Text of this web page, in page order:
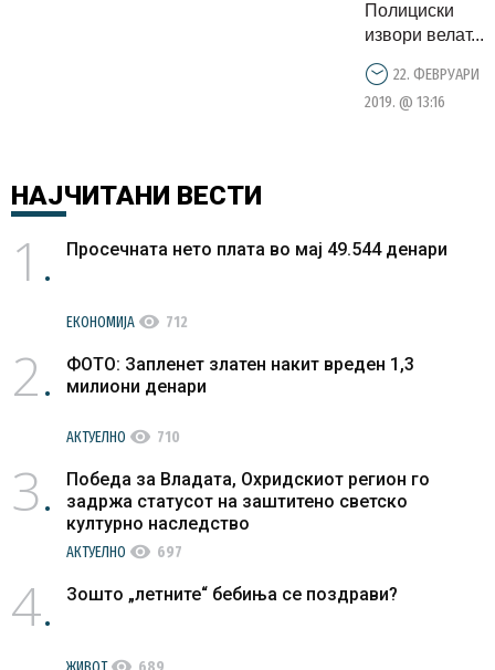
Полициски
извори велат...
22. ФЕВРУАРИ
2019. @ 13:16
НАЈЧИТАНИ ВЕСТИ
1 Просечната нето плата во мај 49.544 денари
ЕКОНОМИЈА visibility 712
2
ФОТО: Запленет златен накит вреден 1,3
милиони денари
АКТУЕЛНО visibility 710
3
Победа за Владата, Охридскиот регион го
задржа статусот на заштитено светско
културно наследство
АКТУЕЛНО visibility 697
4 Зошто „летните“ бебиња се поздрави?